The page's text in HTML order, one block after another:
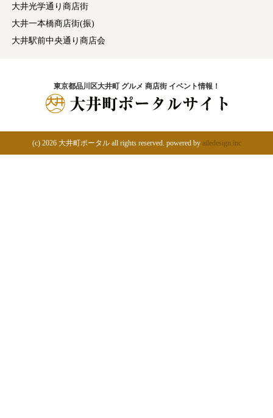
大井光学通り商店街
大井一本橋商店街(振)
大井駅前中央通り商店会
東京都品川区大井町 グルメ 商店街 イベント情報！
(c) 2026 大井町ポータル all rights reserved. powered by ailedesign.inc